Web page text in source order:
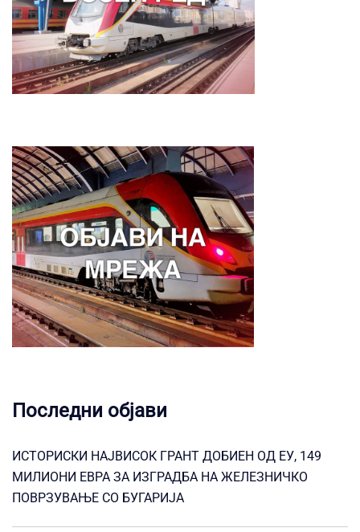
Последни објави
ИСТОРИСКИ НАЈВИСОК ГРАНТ ДОБИЕН ОД ЕУ, 149
МИЛИОНИ ЕВРА ЗА ИЗГРАДБА НА ЖЕЛЕЗНИЧКО
ПОВРЗУВАЊЕ СО БУГАРИЈА